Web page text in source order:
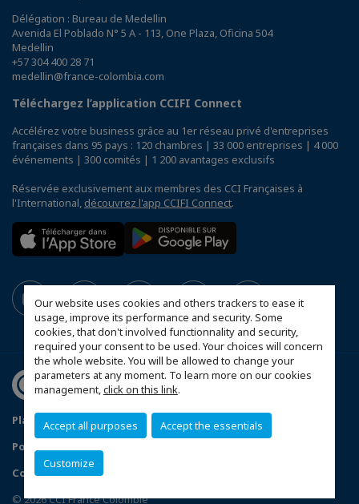
Our website uses cookies and others trackers to ease it
usage, improve its performance and security. Some
cookies, that don't involved functionnality and security,
required your consent to be used. Your choices will concern
the whole website. You will be allowed to change your
parameters at any moment. To learn more on our cookies
management,click on this link.
Accept all purposes Accept the essentials
Customize
Délégation : Bureau de Medellin
Avenida El Poblado N° 5 A - 113, One Plaza, Oficina 504
Medellin
+57 304 400 28 71
medellin@france-colombia.com
Téléchargez l’application CCIFI Connect
Accélérez votre business grâce au 1er réseau privé d'entreprises
françaises dans 95 pays : 120 chambres | 33 000 entreprises | 4 000
événements | 300 comités | 1 200 avantages exclusifs
Réservée exclusivement aux membres des CCI Françaises à
l'International, découvrez l'app CCIFI Connect.
Plan du site
Mentions légales
Politique de confidentialité
Configurer vos préférences cookies
© 2026 CCI France Colombie